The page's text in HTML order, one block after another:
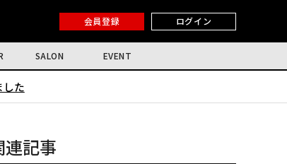
会員登録 ログイン
SALON EVENT
した
連記事